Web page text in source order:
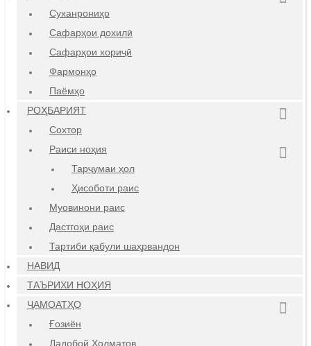
Суханрониҳо
Сафарҳои дохилӣ
Сафарҳои хориҷӣ
Фармонҳо
Паёмҳо
РОҲБАРИЯТ
Сохтор
Раиси ноҳия
Тарҷумаи ҳол
Ҳисоботи раис
Муовинони раис
Дастгоҳи раис
Тартиби қабули шаҳрвандон
НАВИД
ТАЪРИХИ НОҲИЯ
ҶАМОАТҲО
Ғозиён
Дадобой Холматов